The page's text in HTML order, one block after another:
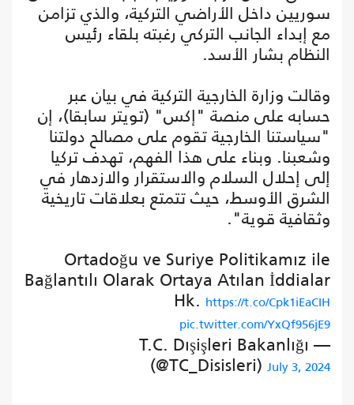
سوريين داخل الأراضي التركية، والذي تزامن
مع إبداء الجانب التركي رغبته بلقاء رئيس
النظام بشار الأسد.
وقالت وزارة الخارجية التركية في بيان عبر
حسابه على منصة "إكس" (تويتر سابقا)، إن
"سياستنا الخارجية تقوم على مصالح دولتنا
وشعبنا. وبناء على هذا الفهم، تهدف تركيا
إلى إحلال السلام والاستقرار والازدهار في
الشرق الأوسط، حيث تتمتع بعلاقات تاريخية
وثقافية قوية".
Ortadoğu ve Suriye Politikamız ile
Bağlantılı Olarak Ortaya Atılan İddialar
Hk. https://t.co/Cpk1iEaCIH
pic.twitter.com/YxQf956jE9
— T.C. Dışişleri Bakanlığı
(@TC_Disisleri) July 3, 2024